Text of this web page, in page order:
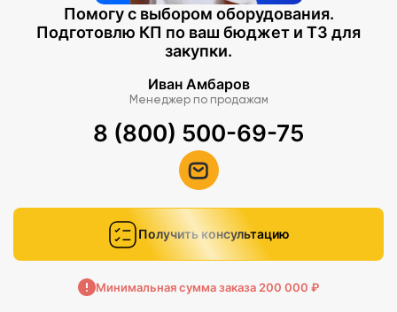
Помогу с выбором оборудования.
Подготовлю КП по ваш бюджет и ТЗ для
закупки.
Иван Амбаров
Менеджер по продажам
8 (800) 500-69-75
Получить консультацию
Минимальная сумма заказа 200 000 ₽